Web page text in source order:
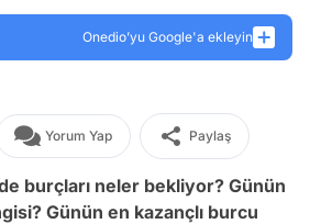
Onedio’yu Google'a ekleyin
Yorum Yap Paylaş
burçları neler bekliyor? Günün
Günün en kazançlı burcu